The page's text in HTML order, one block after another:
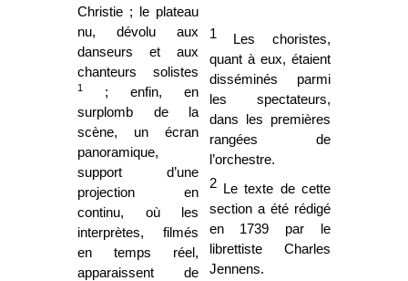
Christie ; le plateau
nu, dévolu aux
danseurs et aux
chanteurs solistes
1
; enfin, en
surplomb de la
scène, un écran
panoramique,
support d’une
projection en
continu, où les
interprètes, filmés
en temps réel,
apparaissent de
1 Les choristes,
quant à eux, étaient
disséminés parmi
les spectateurs,
dans les premières
rangées de
l’orchestre.
2 Le texte de cette
section a été rédigé
en 1739 par le
librettiste Charles
Jennens.